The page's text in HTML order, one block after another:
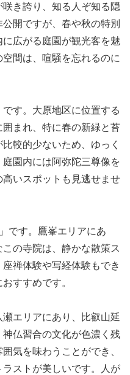
き誇り、知る人ぞ知る隠
開ですが、春や秋の特別
広がる庭園が観光客を魅
間は、喧騒を忘れるのに
す。大原地区に位置する
まれ、特に春の新緑と苔
較的少ないため、ゆっく
園内には阿弥陀三尊像を
いスポットも見逃せませ
です。鷹峯エリアにあ
の寺院は、静かな散策ス
禅体験や写経体験もでき
すすめです。
エリアにあり、比叡山延
仏習合の文化が色濃く残
気を味わうことができ、
ストが美しいです。人が